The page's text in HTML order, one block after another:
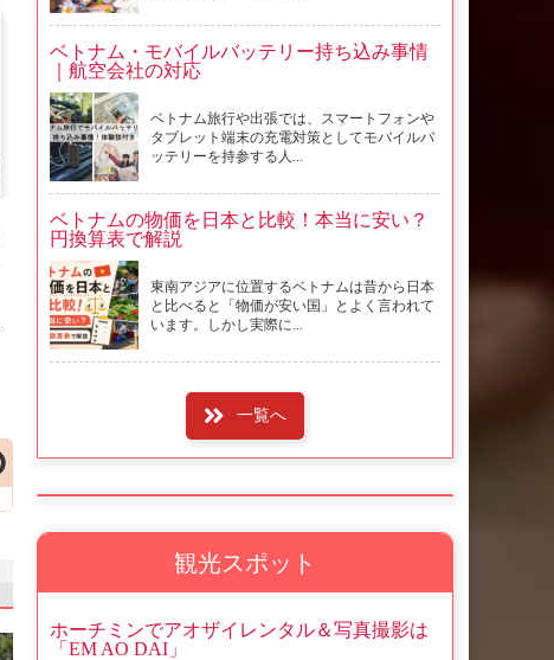
ベトナム・モバイルバッテリー持ち込み事情
｜航空会社の対応
ベトナム旅行や出張では、スマートフォンや
タブレット端末の充電対策としてモバイルバ
ッテリーを持参する人...
ベトナムの物価を日本と比較！本当に安い？
円換算表で解説
東南アジアに位置するベトナムは昔から日本
と比べると「物価が安い国」とよく言われて
います。しかし実際に...
一覧へ
観光スポット
ホーチミンでアオザイレンタル＆写真撮影は
「EM AO DAI」